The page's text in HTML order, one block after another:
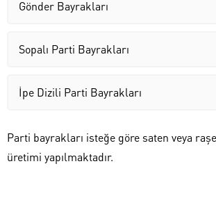
Gönder Bayrakları
Sopalı Parti Bayrakları
İpe Dizili Parti Bayrakları
Parti bayrakları isteğe göre saten veya
üretimi yapılmaktadır.